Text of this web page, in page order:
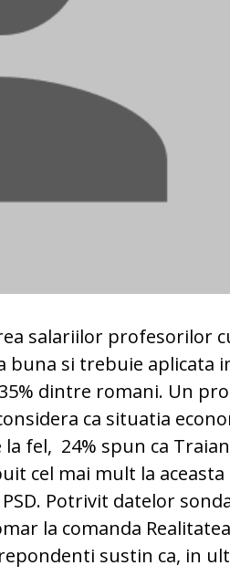
salariilor profesorilor
buna si trebuie aplicata
dintre romani. Un
ca situatia
fel, 24% spun ca
cel mai mult la
PSD. Potrivit datelor
la comanda
sustin ca, in